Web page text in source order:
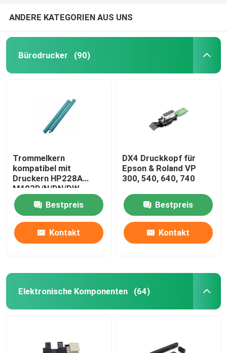
ANDERE KATEGORIEN AUS UNS
Bürodrucker (90)
Trommelkern
kompatibel mit
Druckern HP228A
M403D/N/DN/DW
M427FDW/FDN
Bestpreis
Kontakt
DX4 Druckkopf für
Epson & Roland VP
300, 540, 640, 740
Bestpreis
Kontakt
Elektronische Komponenten (64)